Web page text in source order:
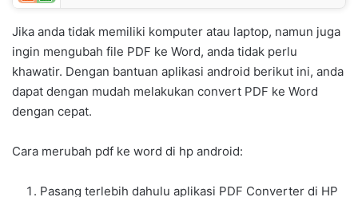
Jika anda tidak memiliki komputer atau laptop, namun juga
ingin mengubah file PDF ke Word, anda tidak perlu
khawatir. Dengan bantuan aplikasi android berikut ini, anda
dapat dengan mudah melakukan convert PDF ke Word
dengan cepat.
Cara merubah pdf ke word di hp android:
Pasang terlebih dahulu aplikasi PDF Converter di HP